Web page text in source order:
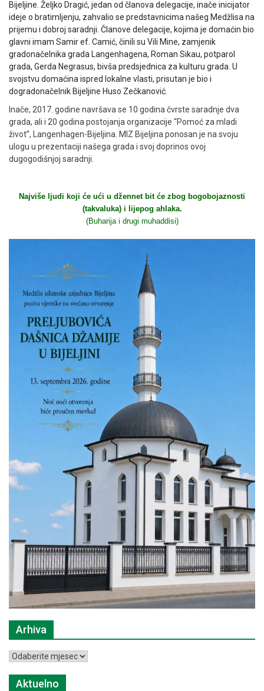
Bijeljine. Željko Dragić, jedan od članova delegacije, inače inicijator
ideje o bratimljenju, zahvalio se predstavnicima našeg Medžlisa na
prijemu i dobroj saradnji. Članove delegacije, kojima je domaćin bio
glavni imam Samir ef. Camić, činili su Vili Mine, zamjenik
gradonačelnika grada Langenhagena, Roman Sikau, potparol
grada, Gerda Negrasus, bivša predsjednica za kulturu grada. U
svojstvu domaćina ispred lokalne vlasti, prisutan je bio i
dogradonačelnik Bijeljine Huso Zečkanović.
Inače, 2017. godine navršava se 10 godina čvrste saradnje dva
grada, ali i 20 godina postojanja organizacije “Pomoć za mladi
život”, Langenhagen-Bijeljina. MIZ Bijeljina ponosan je na svoju
ulogu u prezentaciji našega grada i svoj doprinos ovoj
dugogodišnjoj saradnji.
Najviše ljudi koji će ući u džennet bit će zbog bogobojaznosti
(takvaluka) i lijepog ahlaka.
(Buharija i drugi muhaddisi)
Arhiva
Arhiva
Aktuelno